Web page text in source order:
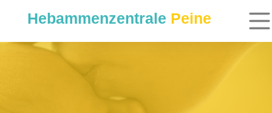
Hebammenzentrale Peine